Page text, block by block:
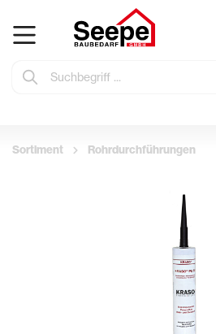
Sortiment Rohrdurchführungen